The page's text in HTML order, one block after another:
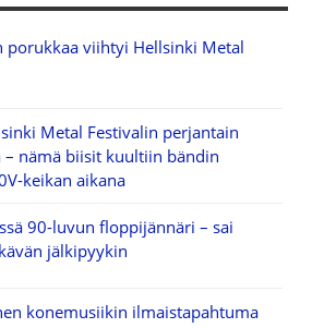
porukkaa viihtyi Hellsinki Metal
Metal Festivalin perjantain
– nämä biisit kuultiin bändin
keikan aikana
90-luvun floppijännäri – sai
jälkipyykin
konemusiikin ilmaistapahtuma